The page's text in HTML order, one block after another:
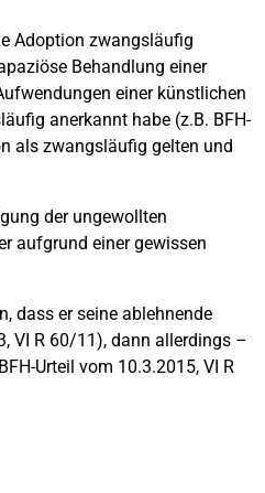
Adoption zwangsläufig
Behandlung einer
einer künstlichen
anerkannt habe (z.B. BFH-
als zwangsläufig gelten und
der ungewollten
aufgrund einer gewissen
dass er seine ablehnende
VI R 60/11), dann allerdings –
Urteil vom 10.3.2015, VI R